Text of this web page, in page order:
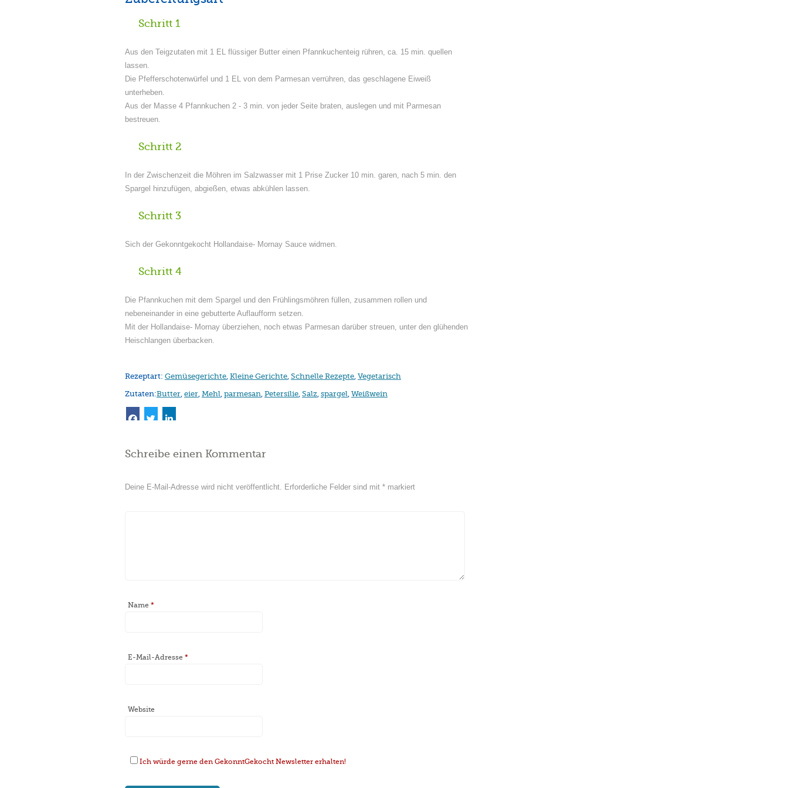
Schritt 1
Aus den Teigzutaten mit 1 EL flüssiger Butter einen Pfannkuchenteig rühren, ca. 15 min. quellen
lassen.
Die Pfefferschotenwürfel und 1 EL von dem Parmesan verrühren, das geschlagene Eiweiß
unterheben.
Aus der Masse 4 Pfannkuchen 2 - 3 min. von jeder Seite braten, auslegen und mit Parmesan
bestreuen.
Schritt 2
In der Zwischenzeit die Möhren im Salzwasser mit 1 Prise Zucker 10 min. garen, nach 5 min. den
Spargel hinzufügen, abgießen, etwas abkühlen lassen.
Schritt 3
Sich der Gekonntgekocht Hollandaise- Mornay Sauce widmen.
Schritt 4
Die Pfannkuchen mit dem Spargel und den Frühlingsmöhren füllen, zusammen rollen und
nebeneinander in eine gebutterte Auflaufform setzen.
Mit der Hollandaise- Mornay überziehen, noch etwas Parmesan darüber streuen, unter den glühenden
Heischlangen überbacken.
Rezeptart: Gemüsegerichte, Kleine Gerichte, Schnelle Rezepte, Vegetarisch
Zutaten:Butter, eier, Mehl, parmesan, Petersilie, Salz, spargel, Weißwein
Schreibe einen Kommentar
Deine E-Mail-Adresse wird nicht veröffentlicht. Erforderliche Felder sind mit * markiert
Name *
E-Mail-Adresse *
Website
Ich würde gerne den GekonntGekocht Newsletter erhalten!